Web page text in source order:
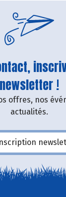
newsletter !
offres, nos
actualités.
Inscription